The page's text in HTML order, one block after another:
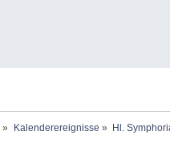
» Kalenderereignisse » Hl.